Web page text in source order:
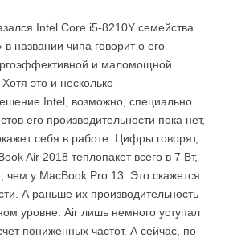
Intel Core i5-8210Y семейства
названии чипа говорит о его
и маломощной
это и несколько
Intel, возможно, специально
его производительности пока нет,
себя в работе. Цифры говорят,
Air 2018 теплопакет всего в 7 Вт,
чем у MacBook Pro 13. Это скажется
А раньше их производительность
уровне. Air лишь немного уступал
пониженных частот. А сейчас, по